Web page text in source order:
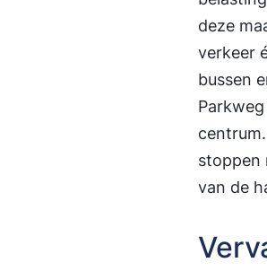
deze
verkeer
bussen
stoppen
van de